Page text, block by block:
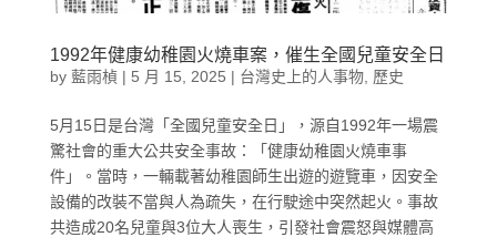
1992年健康幼稚園火燒車案，催生全國兒童安全日
by 藍雨楨| 5 月 15, 2025 | 台灣史上的人事物, 歷史
5月15日是台灣「全國兒童安全日」，源自1992年一場震
驚社會的重大公共安全事故：「健康幼稚園火燒車事
件」。當時，一輛載著幼稚園師生出遊的遊覽車，因安全
設備的改裝不當與人為疏失，在行駛途中突然起火。事故
共造成20名兒童與3位大人喪生，引發社會震怒與媒體高